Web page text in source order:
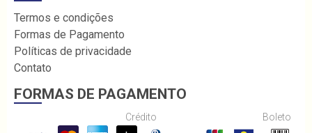
Termos e condições
Formas de Pagamento
Políticas de privacidade
Contato
FORMAS DE PAGAMENTO
Crédito Boleto